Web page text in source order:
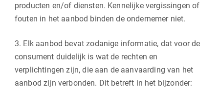
producten en/of diensten. Kennelijke vergissingen of
fouten in het aanbod binden de ondernemer niet.
3. Elk aanbod bevat zodanige informatie, dat voor de
consument duidelijk is wat de rechten en
verplichtingen zijn, die aan de aanvaarding van het
aanbod zijn verbonden. Dit betreft in het bijzonder: